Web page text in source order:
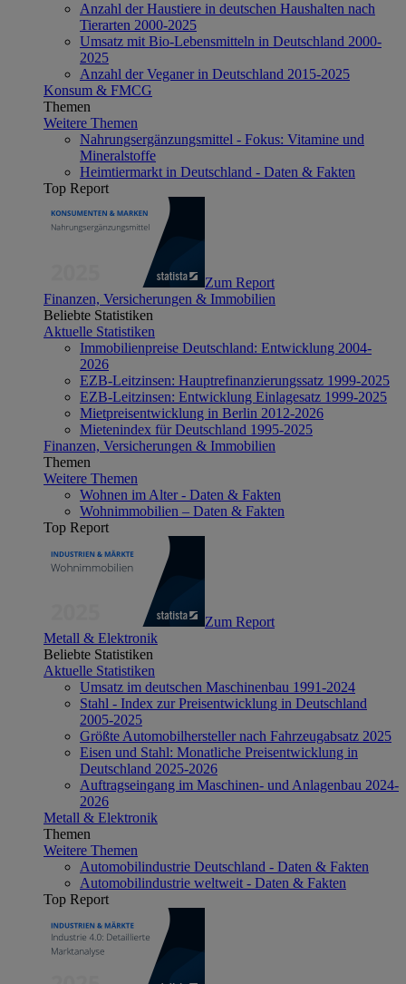
Anzahl der Haustiere in deutschen Haushalten nach
Tierarten 2000-2025
Umsatz mit Bio-Lebensmitteln in Deutschland 2000-
2025
Anzahl der Veganer in Deutschland 2015-2025
Konsum & FMCG
Themen
Weitere Themen
Nahrungsergänzungsmittel - Fokus: Vitamine und
Mineralstoffe
Heimtiermarkt in Deutschland - Daten & Fakten
Top Report
Zum Report
Finanzen, Versicherungen & Immobilien
Beliebte Statistiken
Aktuelle Statistiken
Immobilienpreise Deutschland: Entwicklung 2004-
2026
EZB-Leitzinsen: Hauptrefinanzierungssatz 1999-2025
EZB-Leitzinsen: Entwicklung Einlagesatz 1999-2025
Mietpreisentwicklung in Berlin 2012-2026
Mietenindex für Deutschland 1995-2025
Finanzen, Versicherungen & Immobilien
Themen
Weitere Themen
Wohnen im Alter - Daten & Fakten
Wohnimmobilien – Daten & Fakten
Top Report
Zum Report
Metall & Elektronik
Beliebte Statistiken
Aktuelle Statistiken
Umsatz im deutschen Maschinenbau 1991-2024
Stahl - Index zur Preisentwicklung in Deutschland
2005-2025
Größte Automobilhersteller nach Fahrzeugabsatz 2025
Eisen und Stahl: Monatliche Preisentwicklung in
Deutschland 2025-2026
Auftragseingang im Maschinen- und Anlagenbau 2024-
2026
Metall & Elektronik
Themen
Weitere Themen
Automobilindustrie Deutschland - Daten & Fakten
Automobilindustrie weltweit - Daten & Fakten
Top Report